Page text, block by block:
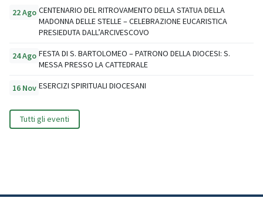
22 Ago CENTENARIO DEL RITROVAMENTO DELLA STATUA DELLA
MADONNA DELLE STELLE – CELEBRAZIONE EUCARISTICA
PRESIEDUTA DALL’ARCIVESCOVO
24 Ago FESTA DI S. BARTOLOMEO – PATRONO DELLA DIOCESI: S.
MESSA PRESSO LA CATTEDRALE
16 Nov ESERCIZI SPIRITUALI DIOCESANI
Tutti gli eventi